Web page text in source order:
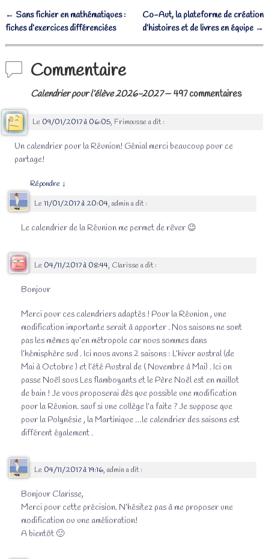
Navigation des articles
← Sans fichier en mathématiques :
fiches d’exercices différenciées
Co-Aut, la plateforme de création
d’histoires et de livres en équipe →
Commentaire
Calendrier pour l’élève 2026-2027— 497 commentaires
Le 09/01/2017 à 06:05, Frimoussea dit :
Un calendrier pour la Réunion! Génial merci beaucoup pour ce
partage!
Répondre ↓
Le11/01/2017 à 20:04, admina dit :
Le calendrier de la Réunion me permet de rêver 😉
Le 04/11/2017 à 08:44, Clarissea dit :
Bonjour
Merci pour ces calendriers adaptés ! Pour la Réunion , une
modification importante serait à apporter . Nos saisons ne sont
pas les mêmes qu’en métropole car nous sommes dans
l’hémisphère sud . Ici nous avons 2 saisons : L’hiver austral (de
Mai à Octobre ) et l’été Austral de ( Novembre à Mai) . Ici on
passe Noêl sous Les flamboyants et le Père Noêl est en maillot
de bain ! Je vous proposerai dès que possible une modification
pour la Réunion. sauf si une collège l’a faite ? Je suppose que
pour la Polynésie , la Martinique …le calendrier des saisons est
différent également .
Le 04/11/2017 à 19:16, admina dit :
Bonjour Clarisse,
Merci pour cette précision. N’hésitez pas à me proposer une
modification ou une amélioration!
A bientôt 🙂